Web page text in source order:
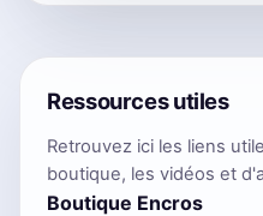
Ressources utiles
Retrouvez ici les liens
boutique, les vidéos et
Boutique Encros